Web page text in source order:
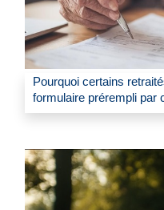
Pourquoi certains
formulaire prérempli par